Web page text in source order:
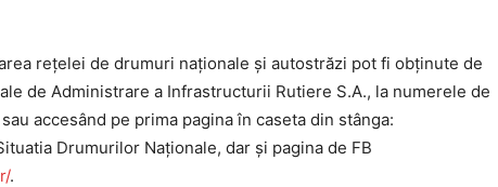
reţelei de drumuri naţionale și autostrăzi pot fi obţinute de
de Administrare a Infrastructurii Rutiere S.A., la numerele de
accesând pe prima pagina în caseta din stânga:
Drumurilor Naţionale, dar și pagina de FB
.